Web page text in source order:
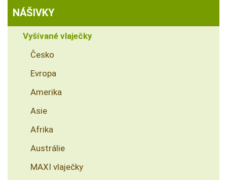
NÁŠIVKY
Vyšívané vlaječky
Česko
Evropa
Amerika
Asie
Afrika
Austrálie
MAXI vlaječky